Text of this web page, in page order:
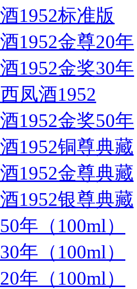
1952标准版
1952金尊20年
1952金奖30年
凤酒1952
1952金奖50年
1952铜尊典藏
1952金尊典藏
1952银尊典藏
年（100ml）
年（100ml）
年（100ml）